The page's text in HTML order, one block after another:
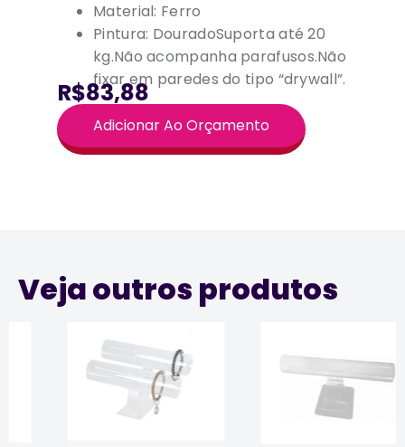
Material: Ferro
Pintura: DouradoSuporta até 20
kg.Não acompanha parafusos.Não
fixar em paredes do tipo “drywall”.
R$83,88
Adicionar Ao Orçamento
Veja outros produtos